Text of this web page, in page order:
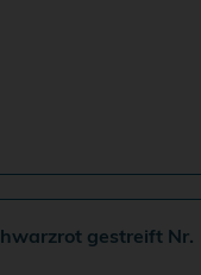
gestreift Nr.